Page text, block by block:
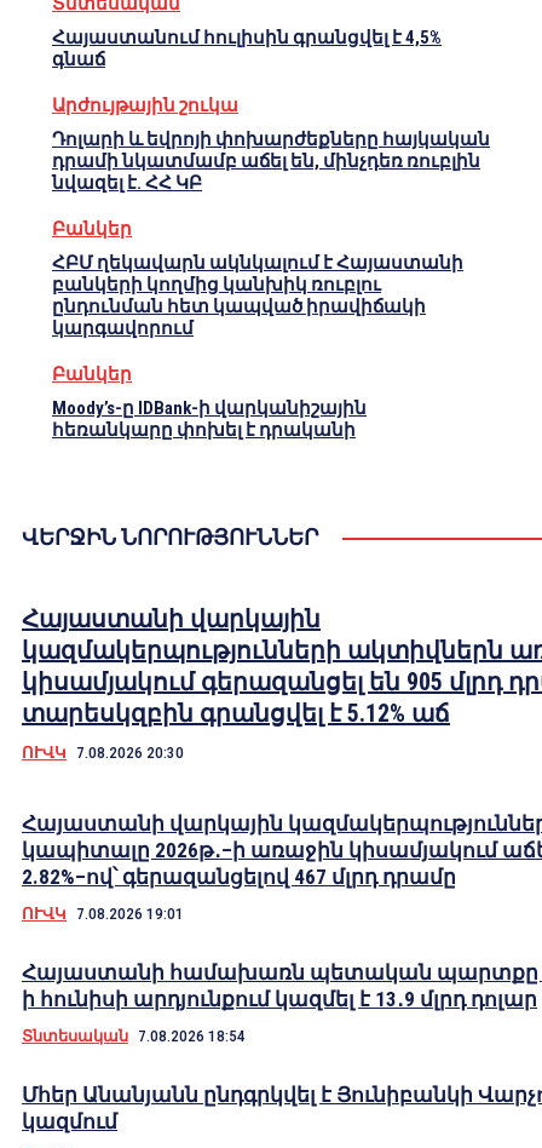
Հայաստանում հուլիսին գրանցվել է 4,5%
գնաճ
Արժույթային շուկա
Դոլարի և եվրոյի փոխարժեքները հայկական
դրամի նկատմամբ աճել են, մինչդեռ ռուբլին
նվազել է. ՀՀ ԿԲ
Բանկեր
ՀԲՄ ղեկավարն ակնկալում է Հայաստանի
բանկերի կողմից կանխիկ ռուբլու
ընդունման հետ կապված իրավիճակի
կարգավորում
Բանկեր
Moody’s-ը IDBank-ի վարկանիշային
հեռանկարը փոխել է դրականի
ՎԵՐՋԻՆ ՆՈՐՈՒԹՅՈՒՆՆԵՐ
Հայաստանի վարկային
կազմակերպությունների ակտիվներն
կիսամյակում գերազանցել են 905 մլրդ
տարեսկզբին գրանցվել է 5.12% աճ
ՈՒՎԿ 7.08.2026 20:30
Հայաստանի վարկային
կապիտալը 2026թ․–ի առաջին կիսամյակում
2.82%–ով՝ գերազանցելով 467 մլրդ դրամը
ՈՒՎԿ 7.08.2026 19:01
Հայաստանի համախառն պետական պարտքը
ի հունիսի արդյունքում կազմել է 13․9 մլրդ դոլար
Տնտեսական 7.08.2026 18:54
Մհեր Անանյանն ընդգրկվել է Յունիբանկի
կազմում